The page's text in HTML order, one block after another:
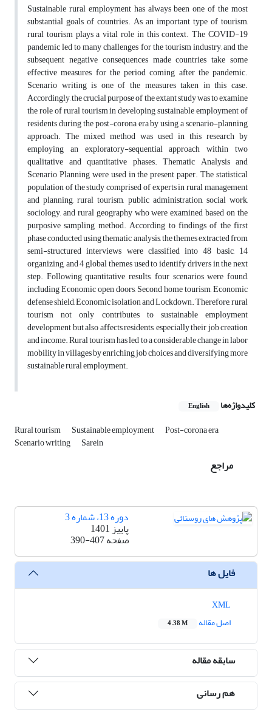
Sustainable rural employment has always been one of the most
substantial goals of countries. As an important type of tourism,
rural tourism plays a vital role in this context. The COVID-19
pandemic led to many challenges for the tourism industry, and the
subsequent negative consequences made countries take some
effective measures for the period coming after the pandemic.
Scenario writing is one of the measures taken in this case.
Accordingly, the crucial purpose of the extant study was to examine
the role of rural tourism in developing sustainable employment of
residents during the post-corona era by using a scenario-planning
approach. The mixed method was used in this research by
employing an exploratory-sequential approach within two
qualitative and quantitative phases. Thematic Analysis and
Scenario Planning were used in the present paper. The statistical
population of the study comprised of experts in rural management
and planning, rural tourism, public administration, social work,
sociology, and rural geography who were examined based on the
purposive sampling method. According to findings of the first
phase conducted using thematic analysis, the themes extracted from
semi-structured interviews were classified into 48 basic, 14
organizing, and 4 global themes used to identify drivers in the next
step. Following quantitative results, four scenarios were found,
including Economic open doors, Second home tourism, Economic
defense shield, Economic isolation and Lockdown. Therefore, rural
tourism not only contributes to sustainable employment
development but also affects residents, especially their job creation
and income. Rural tourism has led to a considerable change in labor
mobility in villages by enriching job choices and diversifying more
sustainable rural employment.
کلیدواژه‌ها English
Rural tourism Sustainable employment Post-corona era
Scenario writing Sarein
مراجع
دوره 13، شماره 3
پاییز 1401
صفحه390-407
فایل ها
اصل مقاله
4.38 M
سابقه مقاله
هم رسانی